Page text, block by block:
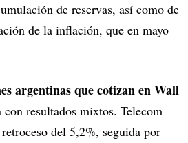
de reservas, así como de
de la inflación, que en mayo
argentinas que cotizan en Wall
con resultados mixtos. Telecom
del 5,2%, seguida por